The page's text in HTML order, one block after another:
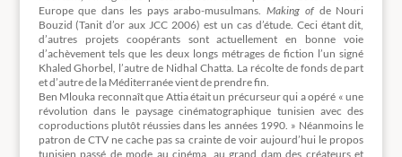
Europe que dans les pays arabo-musulmans.Making ofde Nouri
Bouzid (Tanit d’or aux JCC 2006) est un cas d’étude. Ceci étant dit,
d’autres projets coopérants sont actuellement en bonne voie
d’achèvement tels que les deux longs métrages de fiction l’un signé
Khaled Ghorbel, l’autre de Nidhal Chatta. La récolte de fonds de part
et d’autre de la Méditerranée vient de prendre fin.
Ben Mlouka reconnaît que Attia était un précurseur qui a opéré « une
révolution dans le paysage cinématographique tunisien avec des
coproductions plutôt réussies dans les années 1990. » Néanmoins le
patron de CTV ne cache pas sa crainte de voir aujourd’hui le propos
tunisien passé de mode au cinéma, au grand dam des créateurs et